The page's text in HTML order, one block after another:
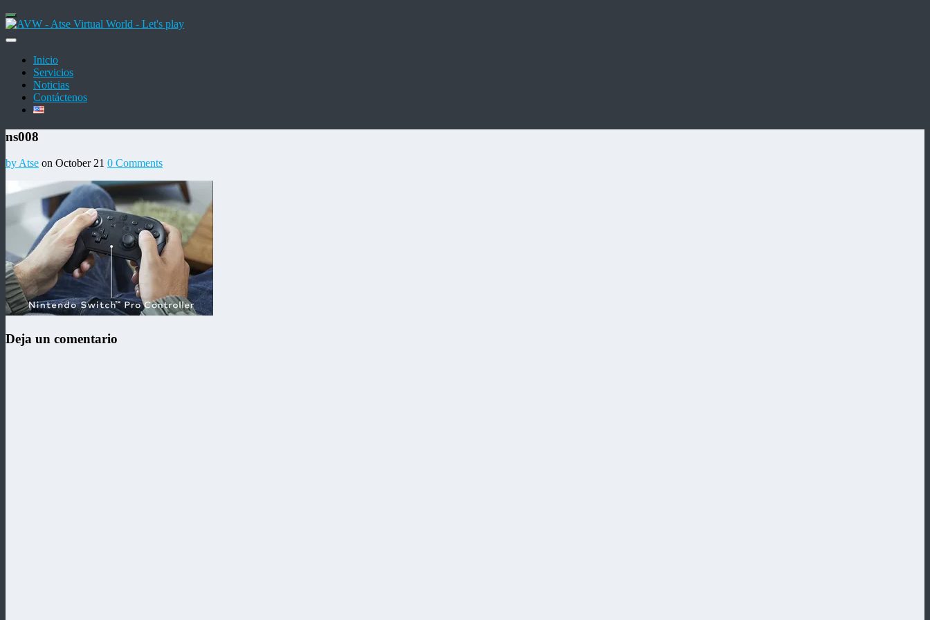
Inicio
Servicios
Noticias
Contáctenos
ns008
by Atse on October 21 0 Comments
Deja un comentario